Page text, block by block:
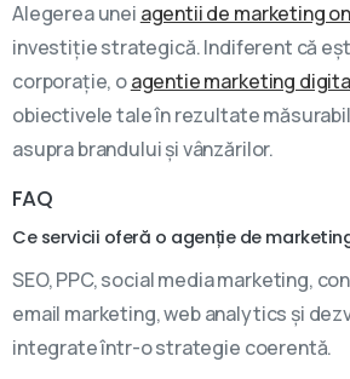
Alegerea unei agentii de marketing
investiție strategică. Indiferent că
corporație, oagentie marketing
obiectivele tale în rezultate
asupra brandului și vânzărilor.
FAQ
Ce servicii oferă o agenție de
SEO, PPC, social media marketing,
email marketing, web analytics și
integrate într-o strategie coerentă.